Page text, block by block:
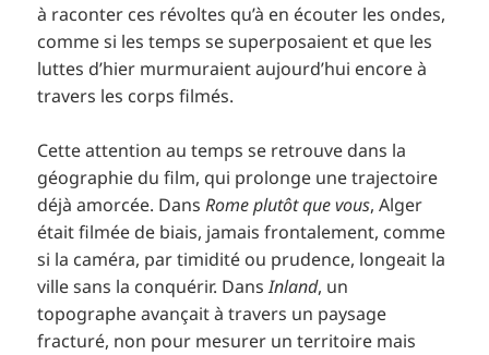
à raconter ces révoltes qu’à en écouter les ondes,
comme si les temps se superposaient et que les
luttes d’hier murmuraient aujourd’hui encore à
travers les corps filmés.
Cette attention au temps se retrouve dans la
géographie du film, qui prolonge une trajectoire
déjà amorcée. DansRome plutôt que vous, Alger
était filmée de biais, jamais frontalement, comme
si la caméra, par timidité ou prudence, longeait la
ville sans la conquérir. DansInland, un
topographe avançait à travers un paysage
fracturé, non pour mesurer un territoire mais